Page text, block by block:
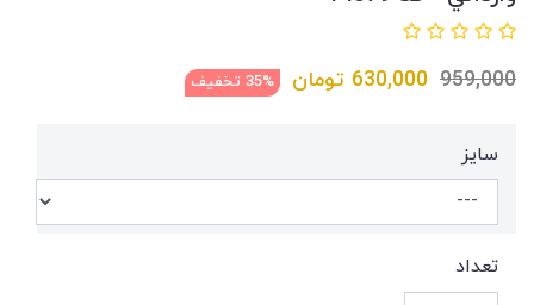
959,000
630,000 تومان 35% تخفیف
سايز
تعداد